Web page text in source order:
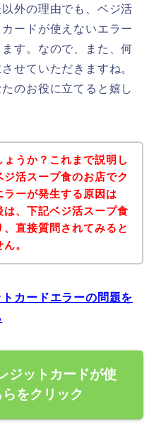
外の理由でも、ベジ活
ードが使えないエラー
す。なので、また、何
せていただきますね。
のお役に立てると嬉し
ょうか？これまで説明し
活スープ食のお店でク
ラーが発生する原因は
、下記ベジ活スープ食
直接質問されてみると
。
カードエラーの問題を
ジットカードが使
をクリック